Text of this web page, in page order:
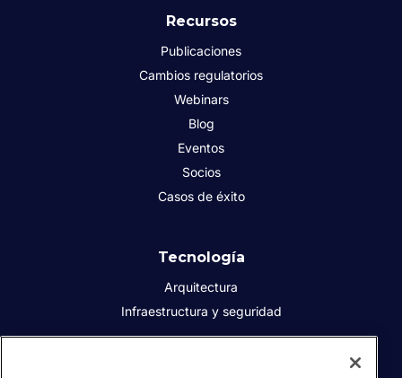
Recursos
Publicaciones
Cambios regulatorios
Webinars
Blog
Eventos
Socios
Casos de éxito
Tecnología
Arquitectura
Infraestructura y seguridad